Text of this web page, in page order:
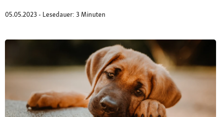
05.05.2023 - Lesedauer: 3 Minuten